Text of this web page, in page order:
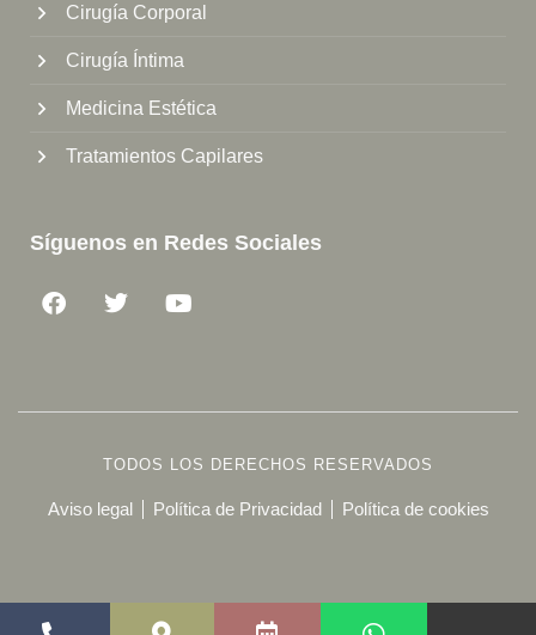
Cirugía Corporal
Cirugía Íntima
Medicina Estética
Tratamientos Capilares
Síguenos en Redes Sociales
TODOS LOS DERECHOS RESERVADOS
Aviso legal Política de Privacidad Política de cookies